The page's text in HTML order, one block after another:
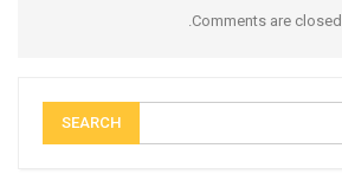
Comments are closed.